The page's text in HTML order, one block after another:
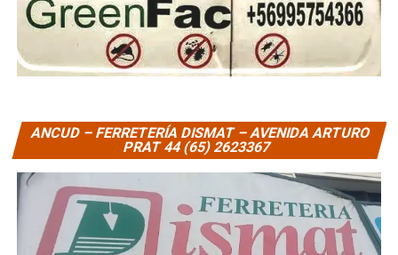
ANCUD – FERRETERÍA DISMAT – AVENIDA ARTURO
PRAT 44 (65) 2623367